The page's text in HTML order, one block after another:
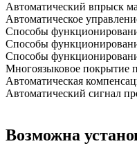
Автоматический впрыск
Автоматическое
Способы
Способы
Способы
Многоязыковое покрытие
Автоматическая
Автоматический сигнал
Возможна